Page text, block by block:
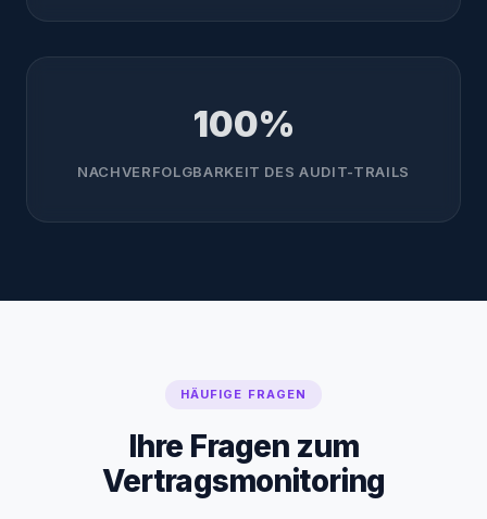
100%
NACHVERFOLGBARKEIT DES AUDIT-TRAILS
HÄUFIGE FRAGEN
Ihre Fragen zum
Vertragsmonitoring